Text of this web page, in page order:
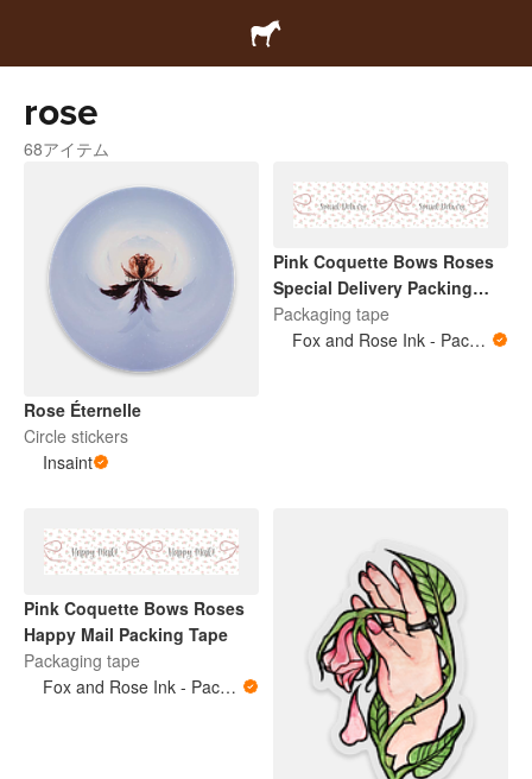
rose
68アイテム
Rose Éternelle
Circle stickers
Insaint
Pink Coquette Bows Roses
Special Delivery Packing
Tape
Packaging tape
Fox and Rose Ink - Packing Tape
Pink Coquette Bows Roses
Happy Mail Packing Tape
Packaging tape
Fox and Rose Ink - Packing Tape